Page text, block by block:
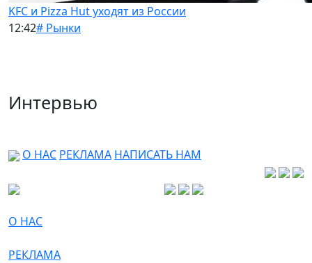
KFC и Pizza Hut уходят из России
12:42# Рынки
Интервью
О НАС РЕКЛАМА НАПИСАТЬ НАМ
О НАС
РЕКЛАМА